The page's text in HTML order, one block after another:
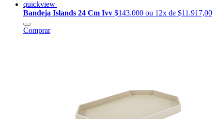
quickview
Bandeja Islands 24 Cm Ivv $143.000 ou 12x de $11.917,00
Comprar